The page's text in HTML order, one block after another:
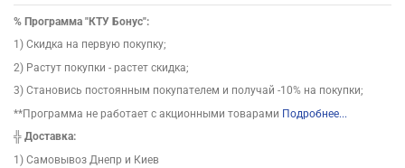
% Программа "КТУ Бонус":
1) Скидка на первую покупку;
2) Растут покупки - растет скидка;
3) Становись постоянным покупателем и получай -10% на покупки;
**Программа не работает с акционными товарами Подробнее...
╬ Доставка:
1) Самовывоз Днепр и Киев